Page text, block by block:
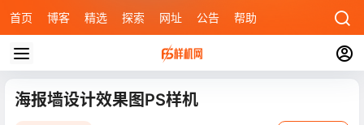
首页 博客 精选 探索 网址 公告 帮助
海报墙设计效果图PS样机